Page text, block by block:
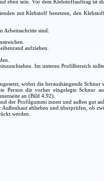
eben sein. Vor dem Klebstoffauftrag ist
mit Klebstoff benetzen, den
Arbeitsschritte sind:
aufziehen.
Im unteren Profilbereich
wobei die heraushängende Schnur
die vorher eingelegte Schnur
an (Bild 4.92).
der Profilgummi innen und außen gut
abheben und überprüfen, ob
werden.